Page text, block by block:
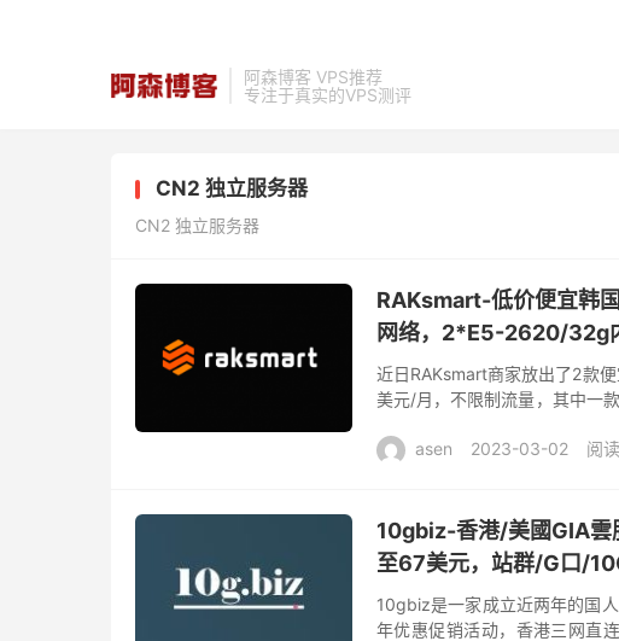
阿森博客 VPS推荐
专注于真实的VPS测评
CN2 独立服务器
CN2 独立服务器
RAKsmart-低价便宜韩
网络，2*E5-2620/32g
近日RAKsmart商家放出了2款
美元/月，不限制流量，其中一
asen 2023-03-02 阅
10gbiz-香港/美國GIA雲
至67美元，站群/G口/
10gbiz是一家成立近两年的国
年优惠促销活动，香港三网直